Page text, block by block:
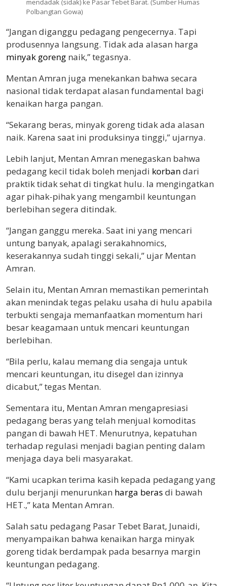
mendadak (sidak) ke Pasar Tebet Barat. (Sumber Humas
Polbangtan Gowa)
“Jangan diganggu pedagang pengecernya. Tapi
produsennya langsung. Tidak ada alasan harga
minyak goreng naik,” tegasnya.
Mentan Amran juga menekankan bahwa secara
nasional tidak terdapat alasan fundamental bagi
kenaikan harga pangan.
“Sekarang beras, minyak goreng tidak ada alasan
naik. Karena saat ini produksinya tinggi,” ujarnya.
Lebih lanjut, Mentan Amran menegaskan bahwa
pedagang kecil tidak boleh menjadi korbandari
praktik tidak sehat di tingkat hulu. Ia mengingatkan
agar pihak-pihak yang mengambil keuntungan
berlebihan segera ditindak.
“Jangan ganggu mereka. Saat ini yang mencari
untung banyak, apalagi serakahnomics,
keserakannya sudah tinggi sekali,” ujar Mentan
Amran.
Selain itu, Mentan Amran memastikan pemerintah
akan menindak tegas pelaku usaha di hulu apabila
terbukti sengaja memanfaatkan momentum hari
besar keagamaan untuk mencari keuntungan
berlebihan.
“Bila perlu, kalau memang dia sengaja untuk
mencari keuntungan, itu disegel dan izinnya
dicabut,” tegas Mentan.
Sementara itu, Mentan Amran mengapresiasi
pedagang beras yang telah menjual komoditas
pangan di bawah HET. Menurutnya, kepatuhan
terhadap regulasi menjadi bagian penting dalam
menjaga daya beli masyarakat.
“Kami ucapkan terima kasih kepada pedagang yang
dulu berjanji menurunkan harga beras di bawah
HET.,” kata Mentan Amran.
Salah satu pedagang Pasar Tebet Barat, Junaidi,
menyampaikan bahwa kenaikan harga minyak
goreng tidak berdampak pada besarnya margin
keuntungan pedagang.